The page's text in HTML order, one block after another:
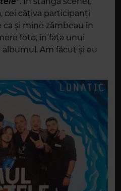
cei câțiva participanți
și mine zâmbeau în
foto, în fața unui
Am făcut și eu